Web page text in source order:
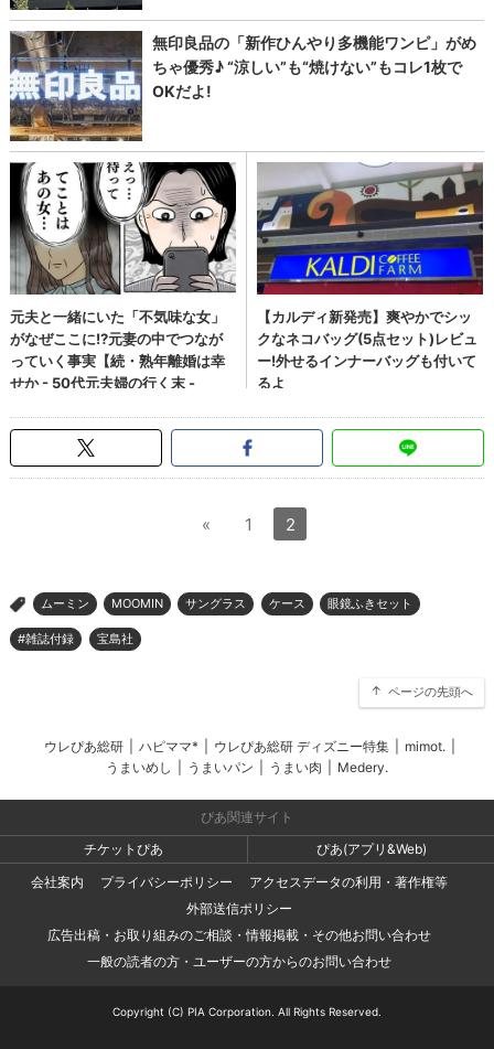
« 1 2
> ムーミン MOOMIN サングラス ケース 眼鏡ふきセット
#雑誌付録 宝島社
ページの先頭へ
ウレぴあ総研 ハピママ* ウレぴあ総研 ディズニー特集 mimot.
うまいめし
うまいパン うまい肉 Medery.
ぴあ関連サイト
チケットぴあ
ぴあ(アプリ&Web)
会社案内
プライバシーポリシー
アクセスデータの利用・著作権等
外部送信ポリシー
広告出稿・お取り組みのご相談・情報掲載・その他お問い合わせ
一般の読者の方・ユーザーの方からのお問い合わせ
Copyright (C) PIA Corporation. All Rights Reserved.